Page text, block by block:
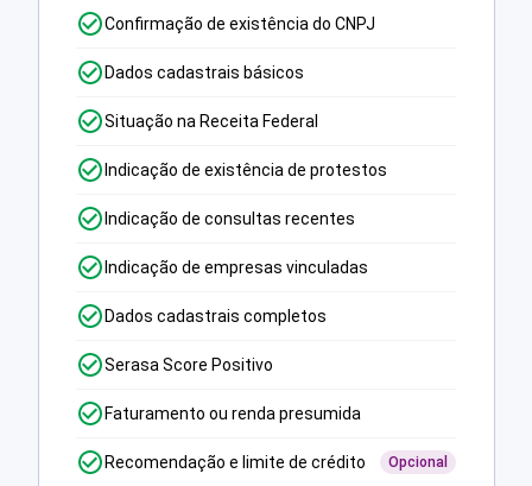
Confirmação de existência do CNPJ
Dados cadastrais básicos
Situação na Receita Federal
Indicação de existência de protestos
Indicação de consultas recentes
Indicação de empresas vinculadas
Dados cadastrais completos
Serasa Score Positivo
Faturamento ou renda presumida
Recomendação e limite de crédito Opcional